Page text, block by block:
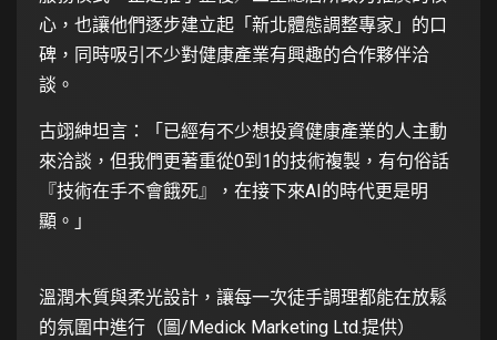
心，也讓他們逐步建立起「新北體態調整專家」的口
碑，同時吸引不少對健康產業有興趣的合作夥伴洽
談。
古翊紳坦言：「已經有不少想投資健康產業的人主動
來洽談，但我們更著重從0到1的技術複製，有句俗話
『技術在手不會餓死』，在接下來AI的時代更是明
顯。」
溫潤木質與柔光設計，讓每一次徒手調理都能在放鬆
的氛圍中進行（圖/Medick Marketing Ltd.提供）